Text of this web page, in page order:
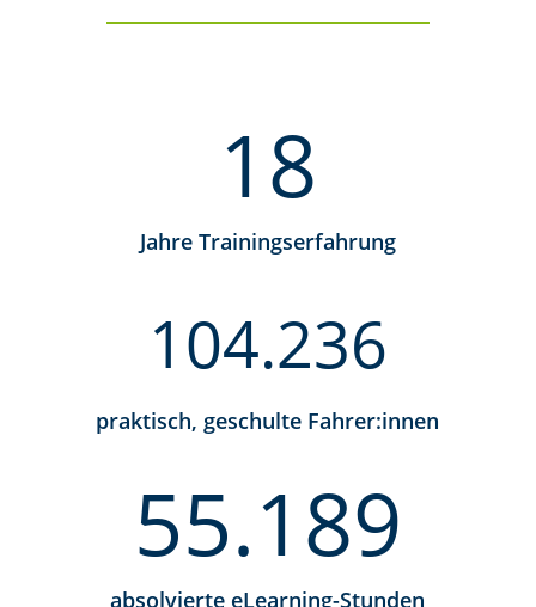
18
Jahre Trainingserfahrung
104.236
praktisch, geschulte Fahrer:innen
55.189
absolvierte eLearning-Stunden